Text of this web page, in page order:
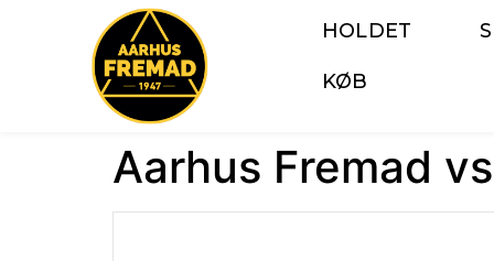
HOLDET
KØB
Aarhus Fremad